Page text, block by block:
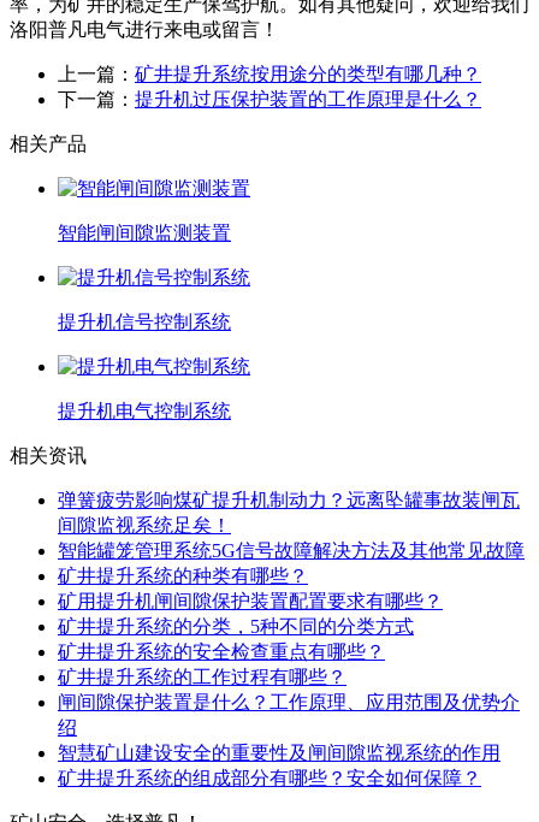
洛阳普凡电气进行来电或留言！
上一篇： 矿井提升系统按用途分的类型有哪几种？
下一篇： 提升机过压保护装置的工作原理是什么？
相关产品
智能闸间隙监测装置
提升机信号控制系统
提升机电气控制系统
相关资讯
弹簧疲劳影响煤矿提升机制动力？远离坠罐事故装闸瓦
间隙监视系统足矣！
智能罐笼管理系统5G信号故障解决方法及其他常见故障
矿井提升系统的种类有哪些？
矿用提升机闸间隙保护装置配置要求有哪些？
矿井提升系统的分类，5种不同的分类方式
矿井提升系统的安全检查重点有哪些？
矿井提升系统的工作过程有哪些？
闸间隙保护装置是什么？工作原理、应用范围及优势介
绍
智慧矿山建设安全的重要性及闸间隙监视系统的作用
矿井提升系统的组成部分有哪些？安全如何保障？